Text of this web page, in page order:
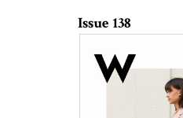
Issue 138